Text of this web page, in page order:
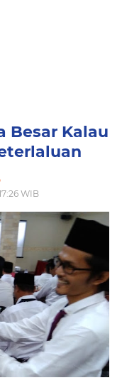
Besar Kalau
WIB